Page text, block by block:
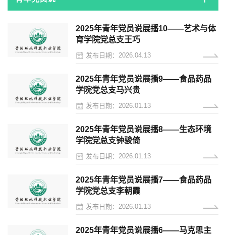
2025年青年党员说展播10——艺术与体
育学院党总支王巧
发布日期：2026.04.13
2025年青年党员说展播9——食品药品
学院党总支马兴贵
发布日期：2026.01.13
2025年青年党员说展播8——生态环境
学院党总支钟骏倚
发布日期：2026.01.13
2025年青年党员说展播7——食品药品
学院党总支李朝霞
发布日期：2026.01.13
2025年青年党员说展播6——马克思主